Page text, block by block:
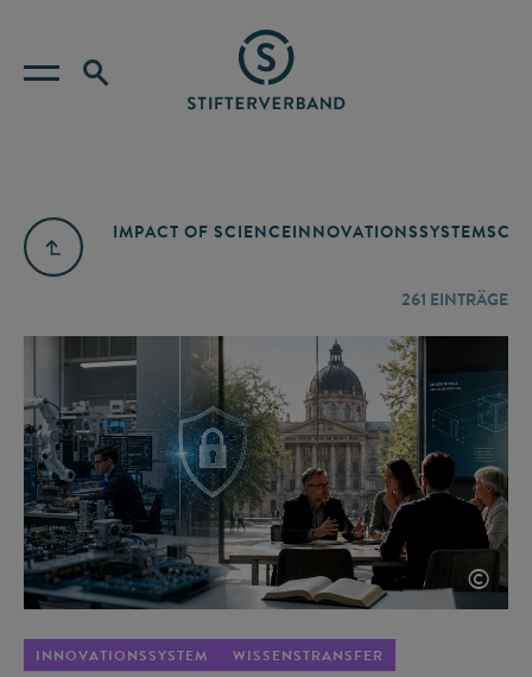
IMPACT OF SCIENCEINNOVATIONSSYSTEM
261 EINTRÄGE
©
INNOVATIONSSYSTEM WISSENSTRANSFER